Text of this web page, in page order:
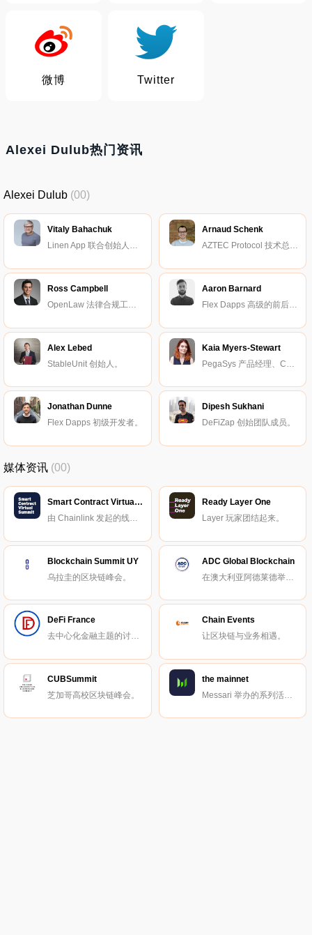
微博 Twitter
Alexei Dulub热门资讯
Alexei Dulub (00)
Vitaly Bahachuk
Linen App 联合创始人兼首席执行官。
Arnaud Schenk
AZTEC Protocol 技术总监。
Ross Campbell
OpenLaw 法律合规工程师。
Aaron Barnard
Flex Dapps 高级的前后端开发工程师。
Alex Lebed
StableUnit 创始人。
Kaia Myers-Stewart
Jonathan Dunne
Flex Dapps 初级开发者。
Dipesh Sukhani
DeFiZap 创始团队成员。
媒体资讯 (00)
Smart Contract Virtual Summit
由 Chainlink 发起的线上峰会。
Ready Layer One
Layer 玩家团结起来。
Blockchain Summit UY
乌拉圭的区块链峰会。
ADC Global Blockchain
DeFi France
去中心化金融主题的讨论与交流小组。
Chain Events
让区块链与业务相遇。
CUBSummit
芝加哥高校区块链峰会。
the mainnet